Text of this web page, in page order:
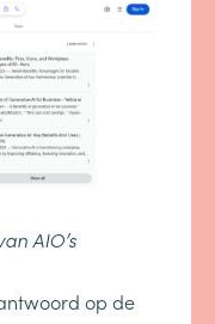
AIO’s
op de